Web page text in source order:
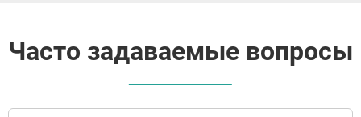
Часто задаваемые вопросы